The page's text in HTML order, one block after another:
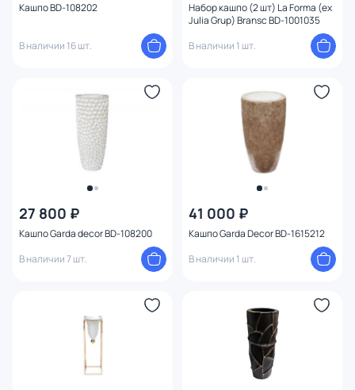
Кашпо BD-108202
В наличии 16 шт.
Набор кашпо (2 шт) La Forma (ex
Julia Grup) Bransc BD-1001035
В наличии 1 шт.
27 800 ₽
Кашпо Garda decor BD-108200
В наличии 7 шт.
41 000 ₽
Кашпо Garda Decor BD-1615212
В наличии 1 шт.
Тип помещения
Назначение
Форма
Количество предметов в наборе